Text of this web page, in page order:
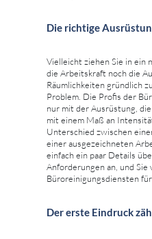
Die richtige
Vielleicht ziehen Sie in ein
die Arbeitskraft noch die
Räumlichkeiten gründlich
Problem. Die Profis der
nur mit der Ausrüstung,
mit einem Maß an
Unterschied zwischen
einer ausgezeichneten
einfach ein paar Details
Anforderungen an, und
Büroreinigungsdiensten
Der erste Eindruck